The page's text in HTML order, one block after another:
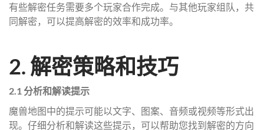
有些解密任务需要多个玩家合作完成。与其他玩家组队，共
同解密，可以提高解密的效率和成功率。
2. 解密策略和技巧
2.1 分析和解读提示
魔兽地图中的提示可能以文字、图案、音频或视频等形式出
现。仔细分析和解读这些提示，可以帮助您找到解密的方向